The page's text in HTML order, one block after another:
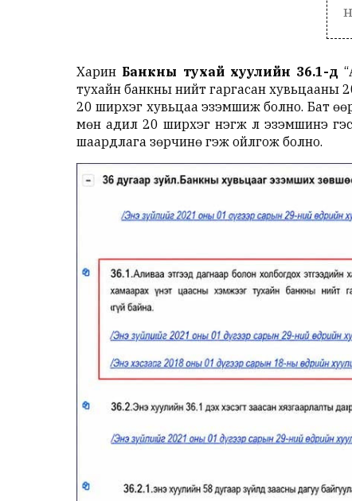
Харин Банкны тухай хуулийн 36.1-д
тухайн банкны нийт гаргасан хувьцааны
20 ширхэг хувьцаа эзэмшиж болно. Бат
мөн адил 20 ширхэг нэгж л эзэмшинэ
шаардлага зөрчинө гэж ойлгож болно.